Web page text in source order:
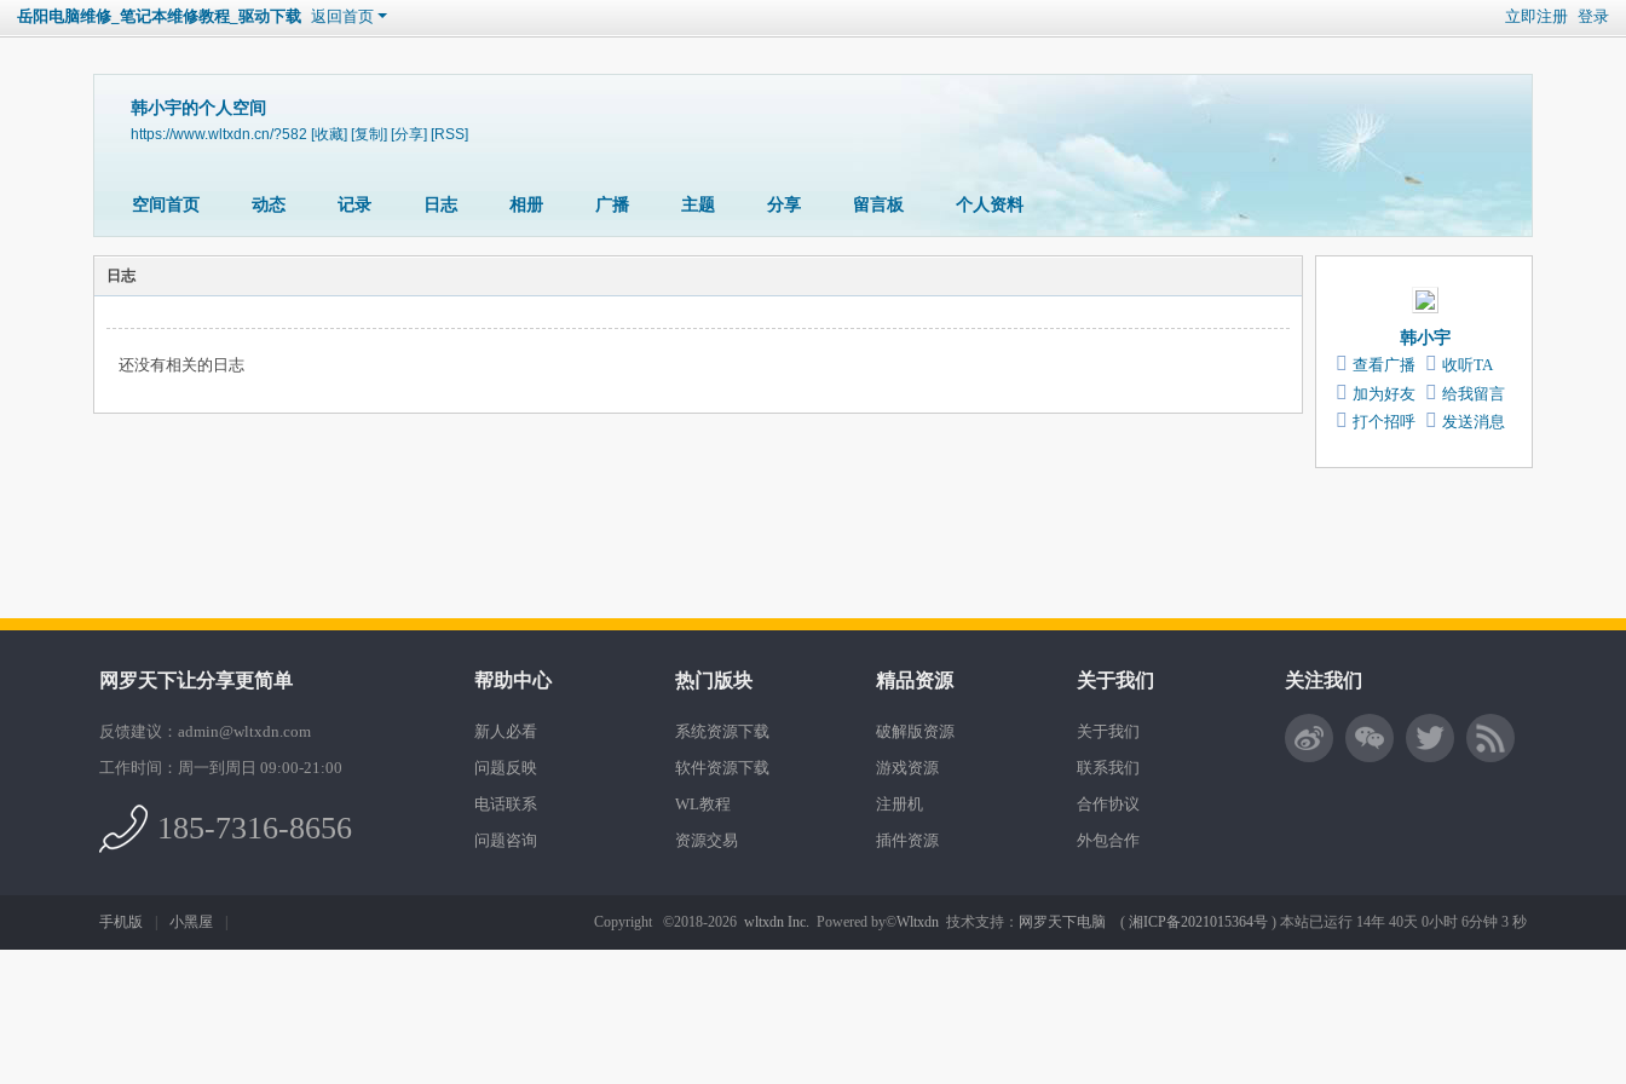
立即注册 登录
岳阳电脑维修_笔记本维修教程_驱动下载 返回首页
韩小宇的个人空间
https://www.wltxdn.cn/?582 [收藏] [复制] [分享] [RSS]
空间首页 动态 记录 日志 相册 广播 主题 分享 留言板 个人资料
日志
还没有相关的日志
韩小宇
查看广播
收听TA
加为好友
给我留言
打个招呼
发送消息
网罗天下让分享更简单
反馈建议：admin@wltxdn.com
工作时间：周一到周日 09:00-21:00
185-7316-8656
帮助中心
新人必看
问题反映
电话联系
问题咨询
热门版块
系统资源下载
软件资源下载
WL教程
资源交易
精品资源
破解版资源
游戏资源
注册机
插件资源
关于我们
关于我们
联系我们
合作协议
外包合作
关注我们
手机版 小黑屋 Copyright ©2018-2026 wltxdn Inc. Powered by©Wltxdn 技术支持： 网罗天下电脑 ( 湘ICP备2021015364号 ) 本站已运行 14年 40天 0小时 6分钟 3 秒